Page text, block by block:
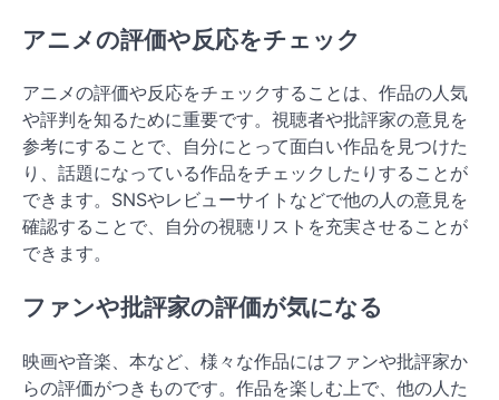
アニメの評価や反応をチェック
アニメの評価や反応をチェックすることは、作品の人気
や評判を知るために重要です。視聴者や批評家の意見を
参考にすることで、自分にとって面白い作品を見つけた
り、話題になっている作品をチェックしたりすることが
できます。SNSやレビューサイトなどで他の人の意見を
確認することで、自分の視聴リストを充実させることが
できます。
ファンや批評家の評価が気になる
映画や音楽、本など、様々な作品にはファンや批評家か
らの評価がつきものです。作品を楽しむ上で、他の人た